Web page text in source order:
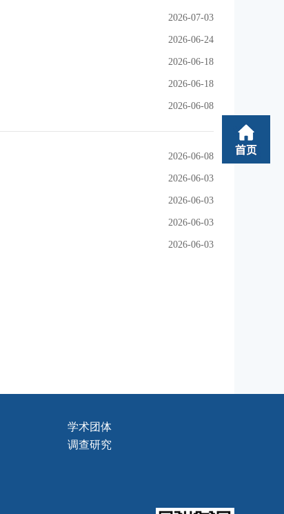
2026-07-03
2026-06-24
2026-06-18
2026-06-18
2026-06-08
2026-06-08
2026-06-03
2026-06-03
2026-06-03
2026-06-03
学术团体
调查研究